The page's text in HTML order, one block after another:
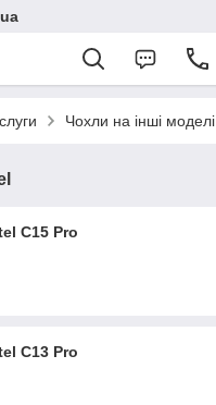
Чохли на інші моделі
C15 Pro
C13 Pro